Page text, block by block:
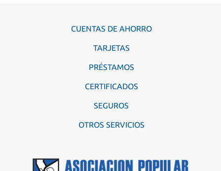
CUENTAS DE AHORRO
TARJETAS
PRÉSTAMOS
CERTIFICADOS
SEGUROS
OTROS SERVICIOS